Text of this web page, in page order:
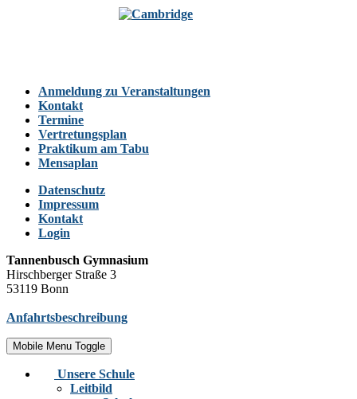
Anmeldung zu Veranstaltungen
Kontakt
Termine
Vertretungsplan
Praktikum am Tabu
Mensaplan
Datenschutz
Impressum
Kontakt
Login
Tannenbusch Gymnasium
Hirschberger Straße 3
53119 Bonn
Anfahrtsbeschreibung
Mobile Menu Toggle
Unsere Schule
Leitbild